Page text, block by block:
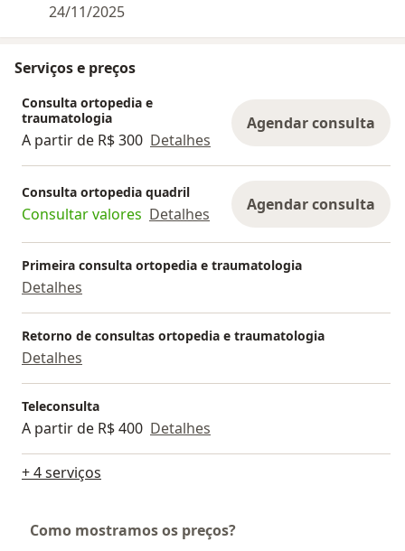
24/11/2025
Serviços e preços
Consulta ortopedia e
traumatologia
A partir de R$ 300 Detalhes
Agendar consulta
Consulta ortopedia quadril
Consultar valores Detalhes Agendar consulta
Primeira consulta ortopedia e traumatologia
Detalhes
Retorno de consultas ortopedia e traumatologia
Detalhes
Teleconsulta
A partir de R$ 400 Detalhes
+ 4 serviços
Como mostramos os preços?